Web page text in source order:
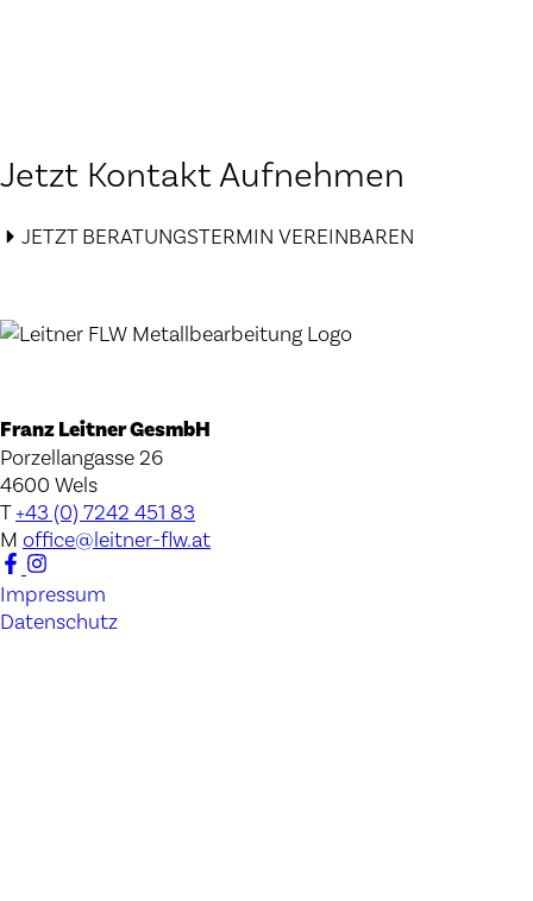
Jetzt Kontakt Aufnehmen
JETZT BERATUNGSTERMIN VEREINBAREN
Franz Leitner GesmbH
Porzellangasse 26
4600 Wels
T+43 (0) 7242 451 83
M office@leitner-flw.at
Impressum
Datenschutz